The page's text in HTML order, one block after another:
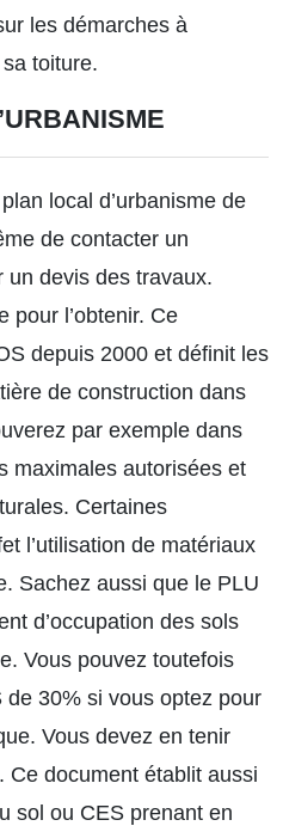
les démarches à
toiture.
local d’urbanisme de
de contacter un
un devis des travaux.
pour l’obtenir. Ce
depuis 2000 et définit les
de construction dans
par exemple dans
maximales autorisées et
Certaines
l’utilisation de matériaux
Sachez aussi que le PLU
d’occupation des sols
Vous pouvez toutefois
30% si vous optez pour
Vous devez en tenir
Ce document établit aussi
sol ou CES prenant en